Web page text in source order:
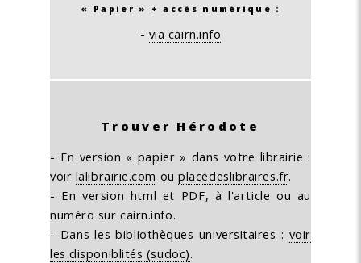
« Papier » + accès numérique :
- via cairn.info
Trouver Hérodote
- En version « papier » dans votre librairie :
voir lalibrairie.com ouplacedeslibraires.fr.
- En version html et PDF, à l'article ou au
numéro sur cairn.info.
- Dans les bibliothèques universitaires : voir
les disponiblités (sudoc).